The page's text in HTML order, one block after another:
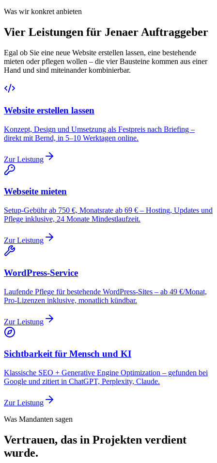
Was wir konkret anbieten
Vier Leistungen für Jenaer Auftraggeber
Egal ob Sie eine neue Website erstellen lassen, eine bestehende
mieten oder pflegen wollen – die vier Bausteine kommen aus einer
Hand und sind miteinander kombinierbar.
Website erstellen lassen
Konzept, Design und Umsetzung als Festpreis nach Briefing –
direkt mit Bernd, in 5–10 Werktagen online.
Zur Leistung
Webseite mieten
Setup-Gebühr ab 750 €, Monatsrate ab 69 € – Hosting, Updates und
Pflege inklusive, 24 Monate Mindestlaufzeit.
Zur Leistung
WordPress-Service
Laufende Pflege für bestehende WordPress-Sites – ab 49 €/Monat,
Pro-Lizenzen inklusive, monatlich kündbar.
Zur Leistung
Sichtbarkeit für Mensch und KI
Klassische SEO + Generative Engine Optimization – gefunden bei
Google und zitiert in ChatGPT, Perplexity, Claude.
Zur Leistung
Was Mandanten sagen
Vertrauen, das in Projekten verdient
wurde.